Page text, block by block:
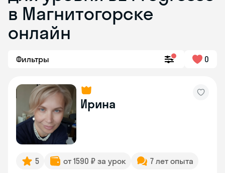
в Магнитогорске
онлайн
Фильтры 0
Ирина
5 от 1590 ₽ за урок 7 лет опыта
Skyeng Chat